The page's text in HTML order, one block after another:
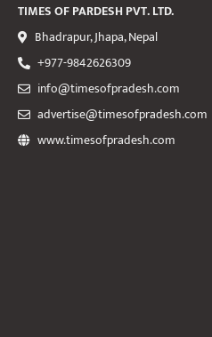
TIMES OF PARDESH PVT. LTD.
Bhadrapur, Jhapa, Nepal
+977-9842626309
info@timesofpradesh.com
advertise@timesofpradesh.com
www.timesofpradesh.com